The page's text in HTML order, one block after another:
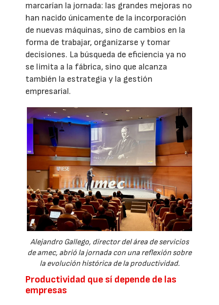
marcarían la jornada: las grandes mejoras no
han nacido únicamente de la incorporación
de nuevas máquinas, sino de cambios en la
forma de trabajar, organizarse y tomar
decisiones. La búsqueda de eficiencia ya no
se limita a la fábrica, sino que alcanza
también la estrategia y la gestión
empresarial.
Alejandro Gallego, director del área de servicios
de amec, abrió la jornada con una reflexión sobre
la evolución histórica de la productividad.
Productividad que sí depende de las
empresas